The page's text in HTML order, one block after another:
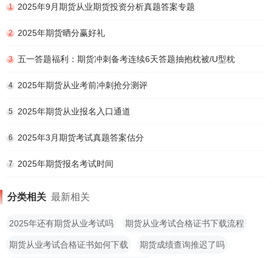
1 2025年9月期货从业期货投资分析真题答案专题
2 2025年期货晒分赢好礼
3 五一答题福利：期货冲刺备考连续6天答题抽抱枕被/U型枕
4 2025年期货从业考前冲刺抢分测评
5 2025年期货从业报名入口通道
6 2025年3月期货考试真题答案估分
7 2025年期货报名考试时间
分类相关 最新相关
2025年还有期货从业考试吗 期货从业考试合格证书下载流程
期货从业考试合格证书如何下载 期货成绩查询推迟了吗